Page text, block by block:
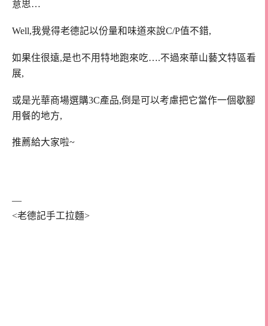
意思…
Well,我覺得老德記以份量和味道來說C/P值不錯,
如果住很遠,是也不用特地跑來吃….不過來華山藝文特區看
展,
或是光華商場選購3C產品,倒是可以考慮把它當作一個歇腳
用餐的地方,
推薦給大家啦~
—
<老德記手工拉麵>